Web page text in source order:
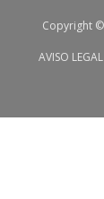
Copyright
AVISO LEGAL